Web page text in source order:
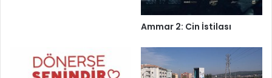
Ammar 2: Cin İstilası